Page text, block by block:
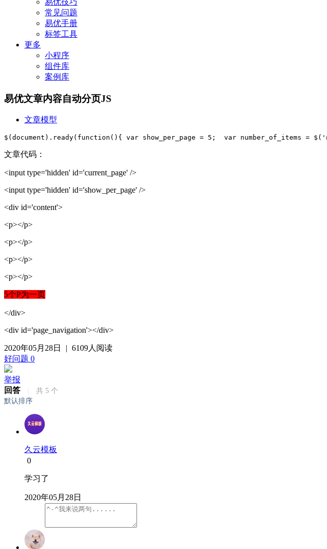
易优技巧
常见问题
易优手册
标签工具
更多
小程序
组件库
案例库
易优文章内容自动分页JS
文章模型
$(document).ready(function(){ var show_per_page = 5;  var
文章代码：
<input type='hidden' id='current_page' />
<input type='hidden' id='show_per_page' />
<div id='content'>
<p></p>
<p></p>
<p></p>
<p></p>
5个P为一页
</div>
<div id='page_navigation'></div>
2020年05月28日 | 6109人阅读
好问题 0
举报
回答
共 5 个
默认排序
久云模板
0
学习了
2020年05月28日